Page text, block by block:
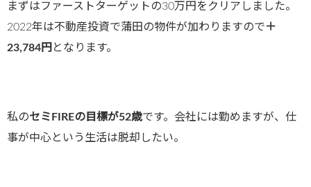
まずはファーストターゲットの30万円をクリアしました。
2022年は不動産投資で蒲田の物件が加わりますので＋
23,784円 となります。
私のセミFIREの目標が52歳です。会社には勤めますが、仕
事が中心という生活は脱却したい。